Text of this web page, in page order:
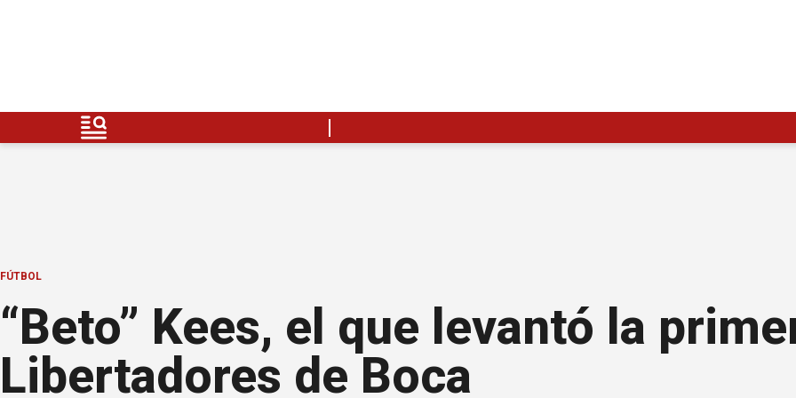
FÚTBOL
“Beto” Kees, el que levantó la
Libertadores de Boca